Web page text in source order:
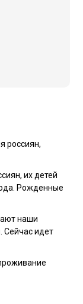
россиян,
их детей
Рожденные
наши
Сейчас идет